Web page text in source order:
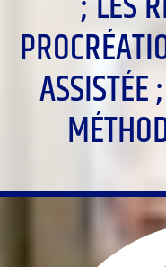
ASSISTÉE